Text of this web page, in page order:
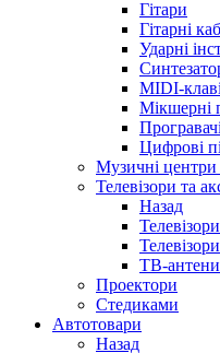
Гітари
Гітарні
Ударні
MIDI-
Мікшерні
Цифрові
Музичні центри
Телевізори та
Назад
Телевізори
ТВ-антени
Проектори
Стедиками
Автотовари
Назад